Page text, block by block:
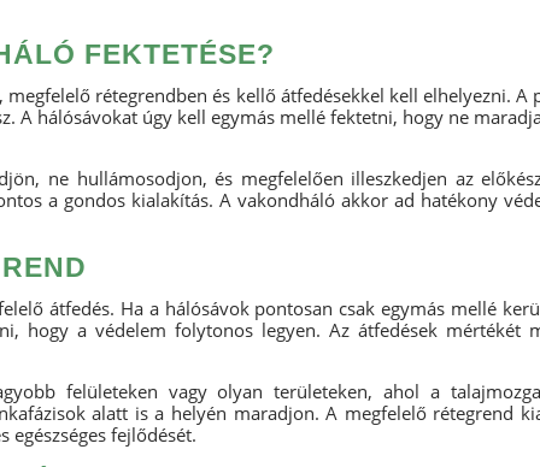
FEKTETÉSE?
rétegrendben és kellő átfedésekkel kell elhelyezni.
A hálósávokat úgy kell egymás mellé fektetni, hogy ne
ne hullámosodjon, és megfelelően illeszkedjen az
a gondos kialakítás. A vakondháló akkor ad hatékony
átfedés. Ha a hálósávok pontosan csak egymás mellé
hogy a védelem folytonos legyen. Az átfedések
felületeken vagy olyan területeken, ahol a
alatt is a helyén maradjon. A megfelelő rétegrend
egészséges fejlődését.